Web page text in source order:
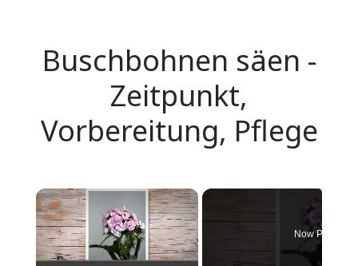
Buschbohnen säen -
Zeitpunkt,
Vorbereitung, Pflege
×
Now Playing